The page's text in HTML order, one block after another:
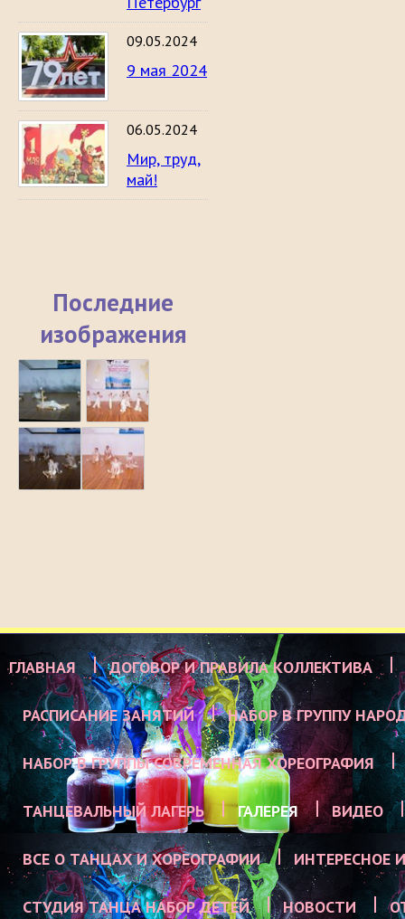
09.05.2024
9 мая 2024
06.05.2024
Мир, труд,
май!
Последние
изображения
ГЛАВНАЯ ДОГОВОР И ПРАВИЛА КОЛЛЕКТИВА
РАСПИСАНИЕ ЗАНЯТИЙ НАБОР В ГРУППУ
НАБОР В ГРУППЫ СОВРЕМЕННАЯ ХОРЕОГРАФИЯ
ТАНЦЕВАЛЬНЫЙ ЛАГЕРЬ ГАЛЕРЕЯ ВИДЕО
ВСЕ О ТАНЦАХ И ХОРЕОГРАФИИ ИНТЕРЕСНОЕ
СТУДИЯ ТАНЦА НАБОР ДЕТЕЙ НОВОСТИ